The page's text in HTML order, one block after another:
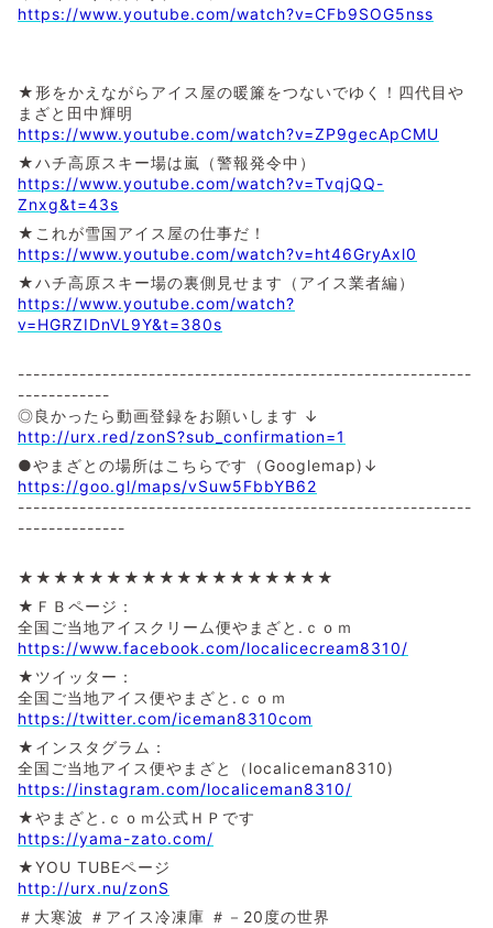
https://www.youtube.com/watch?v=CFb9SOG5nss
★形をかえながらアイス屋の暖簾をつないでゆく！四代目や
まざと田中輝明
https://www.youtube.com/watch?v=ZP9gecApCMU
★ハチ高原スキー場は嵐（警報発令中）
https://www.youtube.com/watch?v=TvqjQQ-
Znxg&t=43s
★これが雪国アイス屋の仕事だ！
https://www.youtube.com/watch?v=ht46GryAxl0
★ハチ高原スキー場の裏側見せます（アイス業者編）
https://www.youtube.com/watch?
v=HGRZIDnVL9Y&t=380s
-----------------------------------------------------------
------------
◎良かったら動画登録をお願いします ↓
http://urx.red/zonS?sub_confirmation=1
●やまざとの場所はこちらです（Googlemap)↓
https://goo.gl/maps/vSuw5FbbYB62
-----------------------------------------------------------
--------------
★★★★★★★★★★★★★★★★★★
★ＦＢページ：
全国ご当地アイスクリーム便やまざと.ｃｏｍ
https://www.facebook.com/localicecream8310/
★ツイッター：
全国ご当地アイス便やまざと.ｃｏｍ
https://twitter.com/iceman8310com
★インスタグラム：
全国ご当地アイス便やまざと（localiceman8310)
https://instagram.com/localiceman8310/
★やまざと.ｃｏｍ公式ＨＰです
https://yama-zato.com/
★YOU TUBEページ
http://urx.nu/zonS
＃大寒波 ＃アイス冷凍庫 ＃－20度の世界